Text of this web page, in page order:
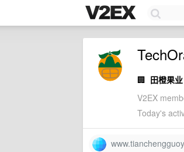
🏢 田橙果业
V2EX
Today's